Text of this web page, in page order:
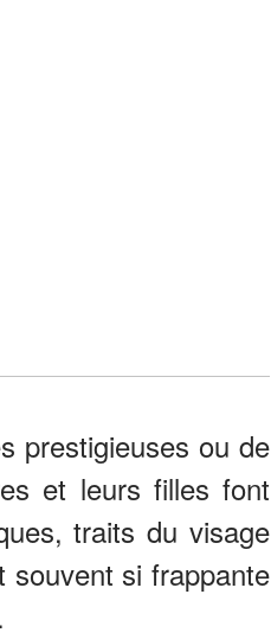
prestigieuses ou de
et leurs filles font
traits du visage
si frappante